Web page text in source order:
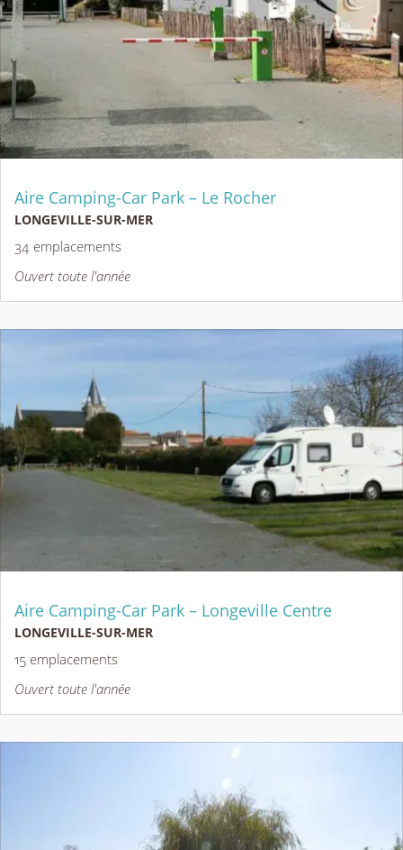
Aire Camping-Car Park – Le Rocher
LONGEVILLE-SUR-MER
34 emplacements
Ouvert toute l'année
Aire Camping-Car Park – Longeville Centre
LONGEVILLE-SUR-MER
15 emplacements
Ouvert toute l'année